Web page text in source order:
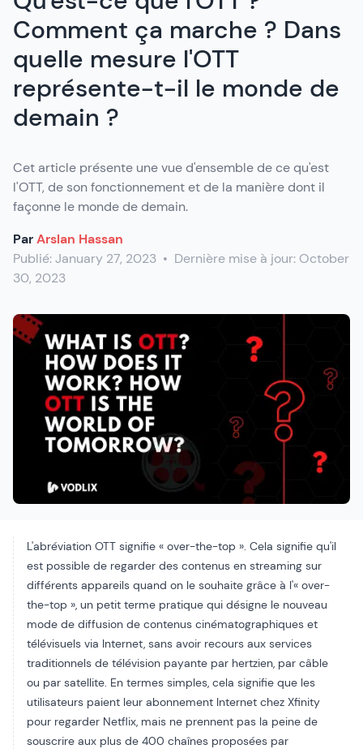
Comment ça marche ? Dans
quelle mesure l'OTT
représente-t-il le monde de
demain ?
Cet article présente une vue d'ensemble de ce qu'est
l'OTT, de son fonctionnement et de la manière dont il
façonne le monde de demain.
ParArslan Hassan
Publié:January 27, 2023 • Dernière mise à jour: October
30, 2023
L'abréviation OTT signifie « over-the-top ». Cela signifie qu'il
est possible de regarder des contenus en streaming sur
différents appareils quand on le souhaite grâce à l'« over-
the-top », un petit terme pratique qui désigne le nouveau
mode de diffusion de contenus cinématographiques et
télévisuels via Internet, sans avoir recours aux services
traditionnels de télévision payante par hertzien, par câble
ou par satellite. En termes simples, cela signifie que les
utilisateurs paient leur abonnement Internet chez Xfinity
pour regarder Netflix, mais ne prennent pas la peine de
souscrire aux plus de 400 chaînes proposées par